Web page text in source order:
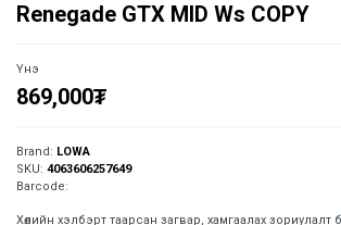
Renegade GTX MID Ws COPY
Үнэ
869,000₮
Brand: LOWA
SKU: 4063606257649
Barcode:
Хөлийн хэлбэрт таарсан загвар, хамгаалах зориулалт